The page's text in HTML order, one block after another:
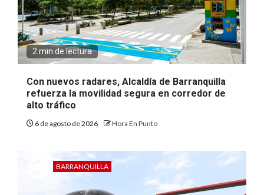
2 min de lectura
Con nuevos radares, Alcaldía de Barranquilla
refuerza la movilidad segura en corredor de
alto tráfico
6 de agosto de 2026 Hora En Punto
BARRANQUILLA